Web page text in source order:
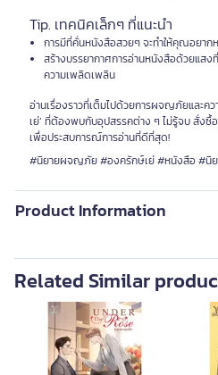
Tip. เทคนิคเล็กๆ ที่แนะนำ
การมีที่คั่นหนังสือสวยๆ จะทำให้คุณอยา
สร้างบรรยากาศการอ่านหนังสือด้วยแสง
ความเพลิดเพลิน
อ่านเรื่องราวที่เต็มไปด้วยการผจญภัยและค
เย่’ ที่ต้องพบกับอุปสรรคต่าง ๆ ไม่รู้จบ สั่งซื้
เพื่อประสบการณ์การอ่านที่ดีที่สุด!
#นิยายผจญภัย #องครักษ์เย่ #หนังสือ #นิ
Product Information
Related Similar